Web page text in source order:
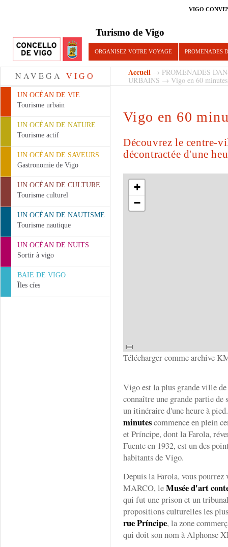
VIGO
Turismo de Vigo
ORGANISEZ VOTRE VOYAGE PROMENADES
NAVEGA VIGO
UN OCÉAN DE VIE
Tourisme urbain
UN OCÉAN DE NATURE
Tourisme actif
UN OCÉAN DE SAVEURS
Gastronomie de Vigo
UN OCÉAN DE CULTURE
Tourisme culturel
UN OCÉAN DE NAUTISME
Tourisme nautique
UN OCÉAN DE NUITS
Sortir à vigo
BAIE DE VIGO
Îles cíes
Accueil → PROMENADES
URBAINS → Vigo en 60 minutes
Vigo en 60
Découvrez le centre-
décontractée d'une
+
−
Télécharger comme archive
Vigo est la plus grande ville
connaître une grande partie de
un itinéraire d'une heure à
minutescommence en plein
et Príncipe, dont la Farola,
Fuente en 1932, est un des
habitants de Vigo.
Depuis la Farola, vous
MARCO, leMusée d'art
qui fut une prison et un
propositions culturelles les
rue Príncipe, la zone
qui doit son nom à Alphonse